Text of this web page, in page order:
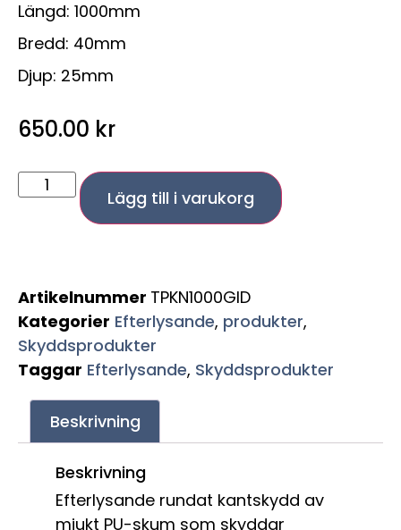
Längd: 1000mm
Bredd: 40mm
Djup: 25mm
650.00 kr
Lägg till i varukorg
Artikelnummer TPKN1000GID
Kategorier Efterlysande, produkter,
Skyddsprodukter
Taggar Efterlysande, Skyddsprodukter
Beskrivning
Beskrivning
Efterlysande rundat kantskydd av
mjukt PU-skum som skyddar